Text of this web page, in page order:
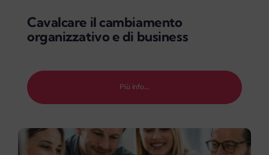
Cavalcare il cambiamento
organizzativo e di business
Più info…